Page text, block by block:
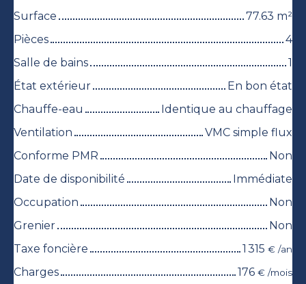
Surface
77.63 m²
Pièces
4
Salle de bains
1
État extérieur
En bon état
Chauffe-eau
Identique au chauffage
Ventilation
VMC simple flux
Conforme PMR
Non
Date de disponibilité
Immédiate
Occupation
Non
Grenier
Non
Taxe foncière
1 315 € /an
Charges 176 € /mois